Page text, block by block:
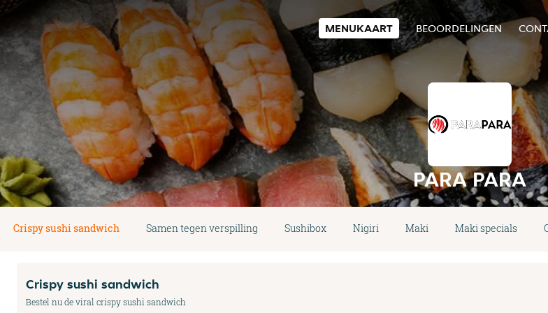
MENUKAART BEOORDELINGEN
PARA PARA
Crispy sushi sandwich Samen tegen verspilling Sushibox Nigiri Maki Maki specials
Crispy sushi sandwich
Bestel nu de viral crispy sushi sandwich